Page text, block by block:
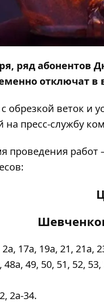
ряд абонентов
отключат в
обрезкой веток и
на пресс-службу
проведения работ
17а, 19а, 21, 21а,
49, 50, 51, 52, 53,
2а-34.